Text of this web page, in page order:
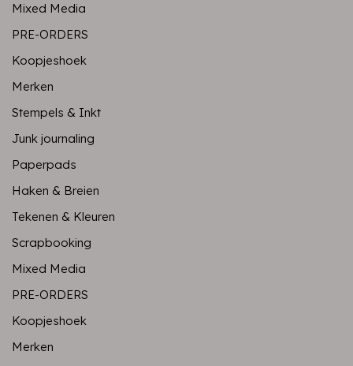
Mixed Media
PRE-ORDERS
Koopjeshoek
Merken
Stempels & Inkt
Junk journaling
Paperpads
Haken & Breien
Tekenen & Kleuren
Scrapbooking
Mixed Media
PRE-ORDERS
Koopjeshoek
Merken